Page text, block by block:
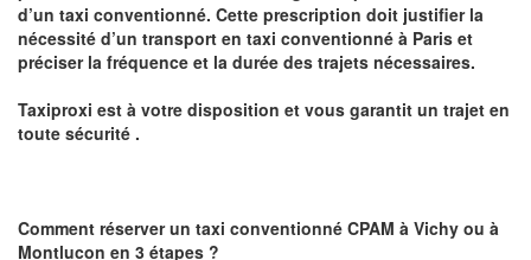
d’un taxi conventionné. Cette prescription doit justifier la
nécessité d’un transport en taxi conventionné à Paris et
préciser la fréquence et la durée des trajets nécessaires.
Taxiproxi est à votre disposition et vous garantit un trajet en
toute sécurité .
Comment réserver un taxi conventionné CPAM à Vichy ou à
Montlucon en 3 étapes ?